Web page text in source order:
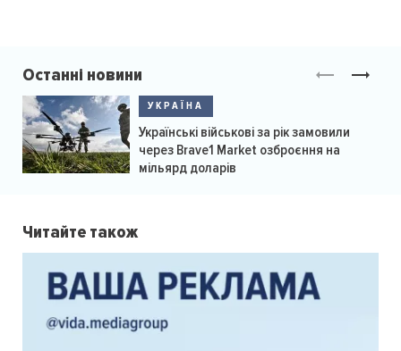
Останні новини
УКРАЇНА
Українські військові за рік замовили
через Brave1 Market озброєння на
мільярд доларів
Читайте також